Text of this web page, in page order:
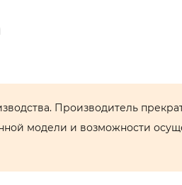
Производитель
модели и возможности